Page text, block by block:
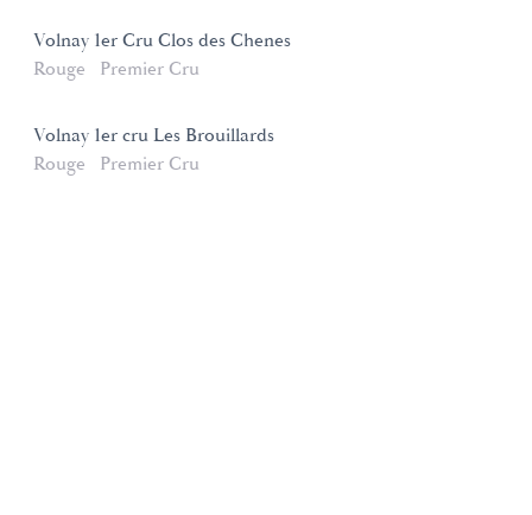
Volnay 1er Cru Clos des Chenes
Rouge
Premier Cru
Volnay 1er cru Les Brouillards
Rouge
Premier Cru